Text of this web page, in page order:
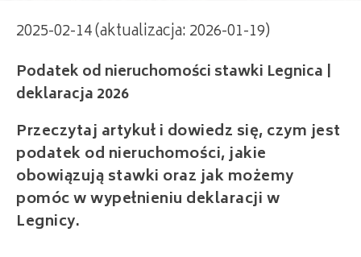
2025-02-14 (aktualizacja: 2026-01-19)
Podatek od nieruchomości stawki Legnica |
Przeczytaj artykuł i dowiedz się, czym jest
podatek od nieruchomości, jakie
obowiązują stawki oraz jak możemy
pomóc w wypełnieniu deklaracji w
Legnicy.